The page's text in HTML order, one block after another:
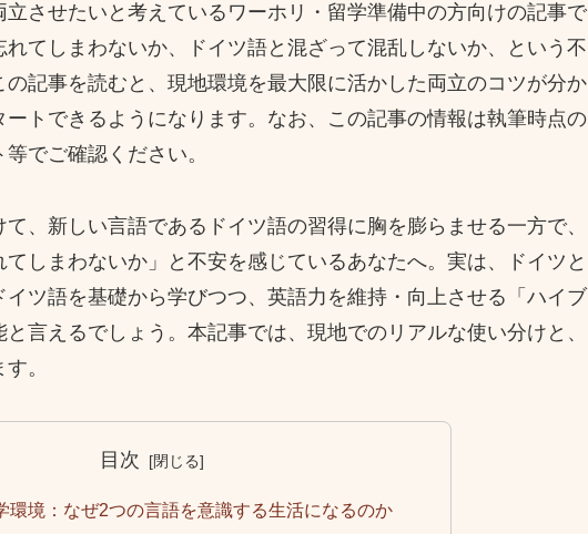
立させたいと考えているワーホリ・留学準備中の方向けの記事で
てしまわないか、ドイツ語と混ざって混乱しないか、という不
記事を読むと、現地環境を最大限に活かした両立のコツが分か
トできるようになります。なお、この記事の情報は執筆時点の
でご確認ください。
、新しい言語であるドイツ語の習得に胸を膨らませる一方で、
てしまわないか」と不安を感じているあなたへ。実は、ドイツと
ツ語を基礎から学びつつ、英語力を維持・向上させる「ハイブ
言えるでしょう。本記事では、現地でのリアルな使い分けと、
。
目次
環境：なぜ2つの言語を意識する生活になるのか